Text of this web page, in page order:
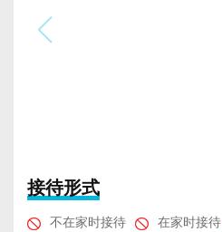
接待形式
不在家时接待 在家时接待